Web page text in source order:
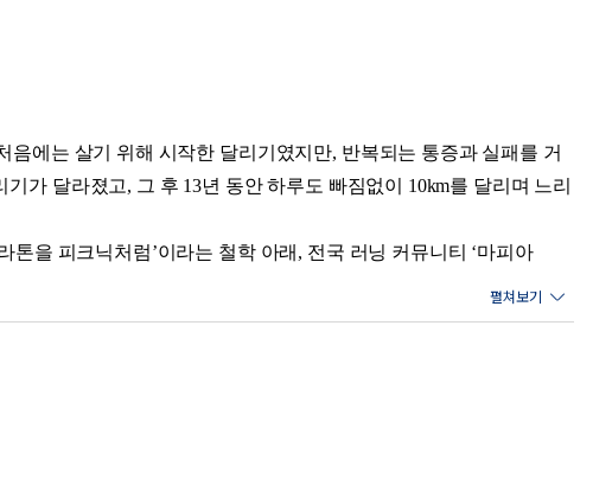
는 속도)’라는 말이 널리 알려진 표현으로 자리 잡았고, 영국에서
의 운동 커뮤니티에서는 최대 심박수의 약 60~70% 구간을 달리는
' 중에서
르다. 그것은 흐름을 방해하지 않는 습관이다. 몸이 앞으로 이어지
효율적인 자세를 찾아낸다. _91쪽 '좋은 자세는 '만드는' 것이 아니
까웠다. 그렇게 길 위에 선 지 십수 년이 흘렀다. 이제 50대를 바라
에는 살기 위해 시작한 달리기였지만, 반복되는 통증과 실패를 거
가 달라졌고, 그 후 13년 동안 하루도 빠짐없이 10km를 달리며 느리
을 피크닉처럼’이라는 철학 아래, 전국 러닝 커뮤니티 ‘마피아
닝》은 그가 쌓아온 13년의 실천과 러닝 철학, 그리고 과학적 근거